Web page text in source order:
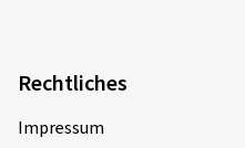
Rechtliches
Impressum